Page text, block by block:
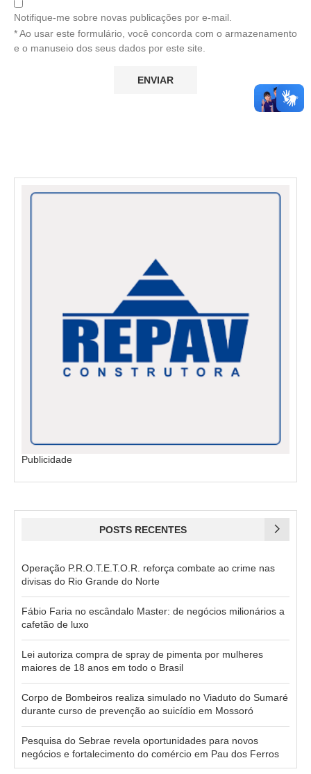
Notifique-me sobre novas publicações por e-mail.
* Ao usar este formulário, você concorda com o armazenamento
e o manuseio dos seus dados por este site.
Publicidade
POSTS RECENTES
Operação P.R.O.T.E.T.O.R. reforça combate ao crime nas
divisas do Rio Grande do Norte
Fábio Faria no escândalo Master: de negócios milionários a
cafetão de luxo
Lei autoriza compra de spray de pimenta por mulheres
maiores de 18 anos em todo o Brasil
Corpo de Bombeiros realiza simulado no Viaduto do Sumaré
durante curso de prevenção ao suicídio em Mossoró
Pesquisa do Sebrae revela oportunidades para novos
negócios e fortalecimento do comércio em Pau dos Ferros